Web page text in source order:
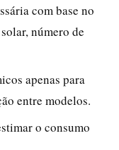
com base no
número de
apenas para
entre modelos.
o consumo